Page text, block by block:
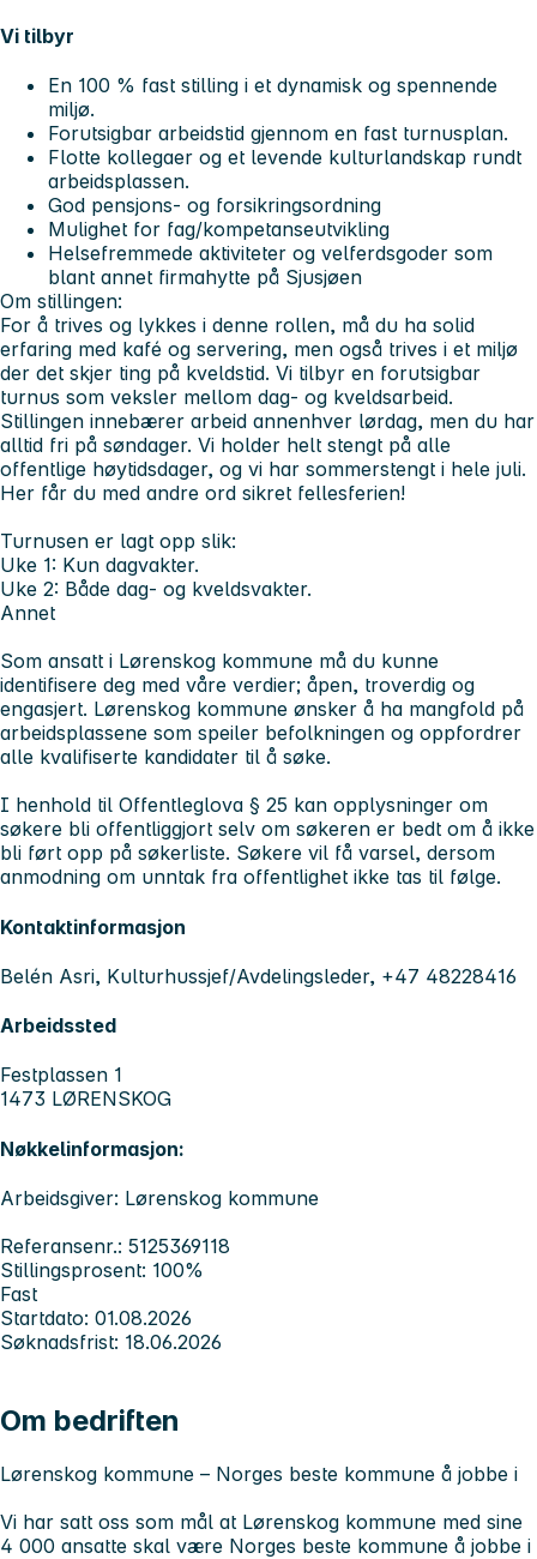
Vi tilbyr
En 100 % fast stilling i et dynamisk og spennende
miljø.
Forutsigbar arbeidstid gjennom en fast turnusplan.
Flotte kollegaer og et levende kulturlandskap rundt
arbeidsplassen.
God pensjons- og forsikringsordning
Mulighet for fag/kompetanseutvikling
Helsefremmede aktiviteter og velferdsgoder som
blant annet firmahytte på Sjusjøen
Om stillingen:
For å trives og lykkes i denne rollen, må du ha solid
erfaring med kafé og servering, men også trives i et miljø
der det skjer ting på kveldstid. Vi tilbyr en forutsigbar
turnus som veksler mellom dag- og kveldsarbeid.
Stillingen innebærer arbeid annenhver lørdag, men du har
alltid fri på søndager. Vi holder helt stengt på alle
offentlige høytidsdager, og vi har sommerstengt i hele juli.
Her får du med andre ord sikret fellesferien!
Turnusen er lagt opp slik:
Uke 1: Kun dagvakter.
Uke 2: Både dag- og kveldsvakter.
Annet
Som ansatt i Lørenskog kommune må du kunne
identifisere deg med våre verdier; åpen, troverdig og
engasjert. Lørenskog kommune ønsker å ha mangfold på
arbeidsplassene som speiler befolkningen og oppfordrer
alle kvalifiserte kandidater til å søke.
I henhold til Offentleglova § 25 kan opplysninger om
søkere bli offentliggjort selv om søkeren er bedt om å ikke
bli ført opp på søkerliste. Søkere vil få varsel, dersom
anmodning om unntak fra offentlighet ikke tas til følge.
Kontaktinformasjon
Belén Asri, Kulturhussjef/Avdelingsleder, +47 48228416
Arbeidssted
Festplassen 1
1473 LØRENSKOG
Nøkkelinformasjon:
Arbeidsgiver: Lørenskog kommune
Referansenr.: 5125369118
Stillingsprosent: 100%
Fast
Startdato: 01.08.2026
Søknadsfrist: 18.06.2026
Om bedriften
Lørenskog kommune – Norges beste kommune å jobbe i
Vi har satt oss som mål at Lørenskog kommune med sine
4 000 ansatte skal være Norges beste kommune å jobbe i